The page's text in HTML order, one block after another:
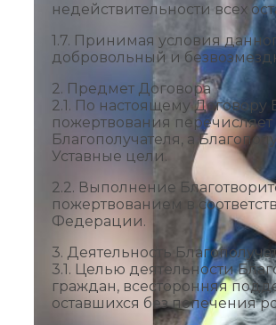
недействительности всех
1.7. Принимая условия
добровольный и
2. Предмет Договора
2.1. По настоящему Договору
пожертвования
Благополучателя, а
Уставные цели.
2.2. Выполнение
пожертвованием в
Федерации.
3. Деятельность
3.1. Целью деятельности
граждан, всесторонняя
оставшихся без попечения